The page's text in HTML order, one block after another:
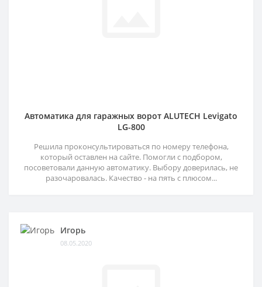
Автоматика для гаражных ворот ALUTECH Levigato
LG-800
Решила проконсультироваться по номеру телефона,
который оставлен на сайте. Помогли с подбором,
посоветовали данную автоматику. Выбору доверилась, не
разочаровалась. Качество - на пять с плюсом...
Игорь
08.05.2020